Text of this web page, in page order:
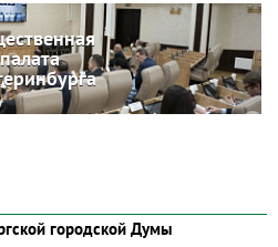
палата
городской Думы